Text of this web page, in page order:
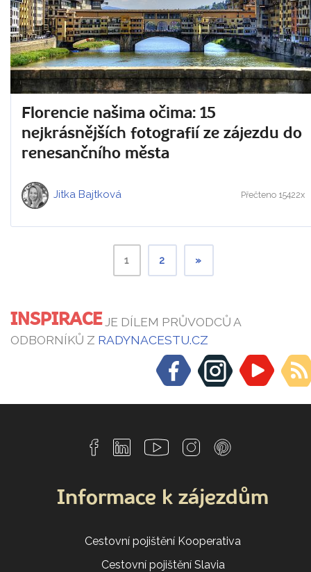
Florencie našima očima: 15
nejkrásnějších fotografií ze zájezdu do
renesančního města
Jitka Bajtková Přečteno 15422x
1 2 »
INSPIRACEJE DÍLEM PRŮVODCŮ A
ODBORNÍKŮ Z RADYNACESTU.CZ
Informace k zájezdům
Cestovní pojištění Kooperativa
Cestovní pojištění Slavia